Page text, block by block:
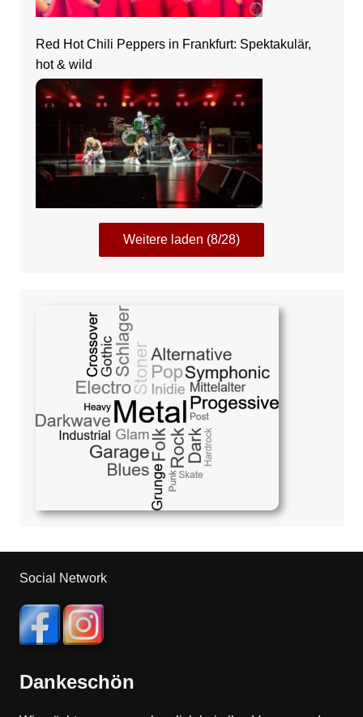
Red Hot Chili Peppers in Frankfurt: Spektakulär,
hot & wild
Weitere laden (8/28)
Social Network
Dankeschön